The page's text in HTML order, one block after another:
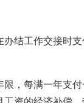
结工作交接时支
每满一年支付